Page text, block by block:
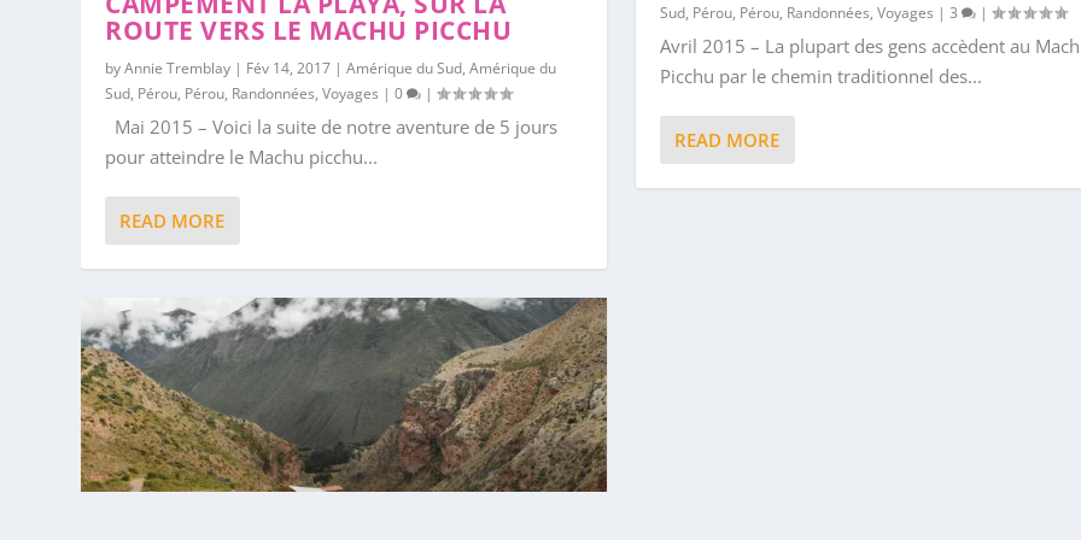
ROUTE VERS LE MACHU PICCHU
byAnnie Tremblay | Fév 14, 2017 |Amérique du Sud,Amérique du
Sud, Pérou, Pérou, Randonnées,Voyages |0 |
Mai 2015 – Voici la suite de notre aventure de 5 jours
pour atteindre le Machu picchu...
READ MORE
Sud, Pérou, Pérou, Randonnées, Voyages | 3 |
Avril 2015 – La plupart des gens accèdent au
Picchu par le chemin traditionnel des...
READ MORE